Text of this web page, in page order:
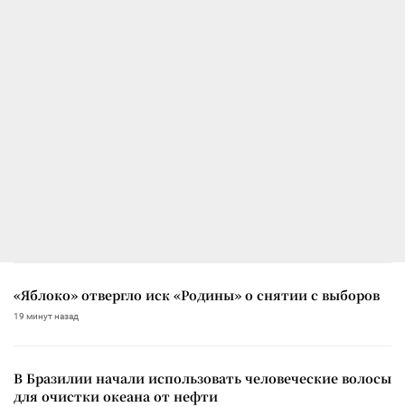
«Яблоко» отвергло иск «Родины» о снятии с выборов
19 минут назад
В Бразилии начали использовать человеческие волосы
для очистки океана от нефти